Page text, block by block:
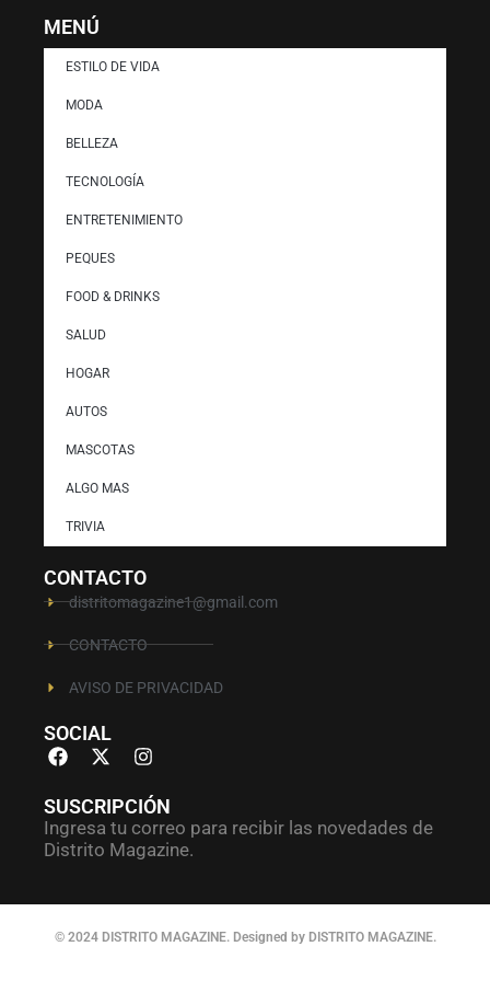
MENÚ
ESTILO DE VIDA
MODA
BELLEZA
TECNOLOGÍA
ENTRETENIMIENTO
PEQUES
FOOD & DRINKS
SALUD
HOGAR
AUTOS
MASCOTAS
ALGO MAS
TRIVIA
CONTACTO
distritomagazine1@gmail.com
CONTACTO
AVISO DE PRIVACIDAD
SOCIAL
SUSCRIPCIÓN
Ingresa tu correo para recibir las novedades de
Distrito Magazine.
© 2024 DISTRITO MAGAZINE. Designed by DISTRITO MAGAZINE.